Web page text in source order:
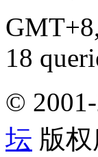
18
©
坛 版